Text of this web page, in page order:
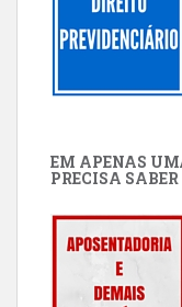
EM APENAS
PRECISA SABER